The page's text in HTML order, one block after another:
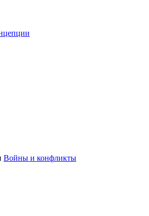
Войны и конфликты